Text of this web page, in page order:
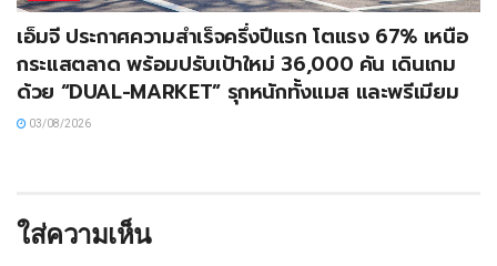
เอ็มจี ประกาศความสำเร็จครึ่งปีแรก โตแรง 67% เหนือ
กระแสตลาด พร้อมปรับเป้าใหม่ 36,000 คัน เดินเกม
ด้วย “DUAL-MARKET” รุกหนักทั้งแมส และพรีเมียม
03/08/2026
ใส่ความเห็น